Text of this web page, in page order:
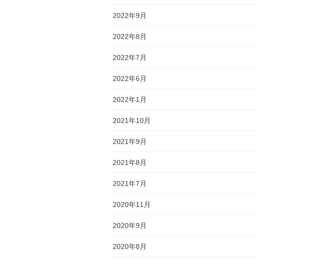
2022年9月
2022年8月
2022年7月
2022年6月
2022年1月
2021年10月
2021年9月
2021年8月
2021年7月
2020年11月
2020年9月
2020年8月